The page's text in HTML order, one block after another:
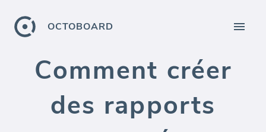
OCTOBOARD
Comment créer
des rapports